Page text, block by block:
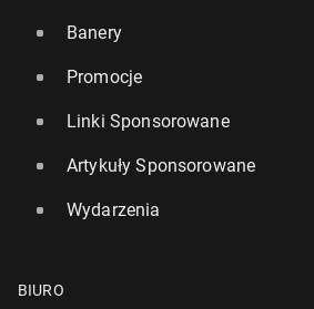
Banery
Promocje
Linki Sponsorowane
Artykuły Sponsorowane
Wydarzenia
BIURO